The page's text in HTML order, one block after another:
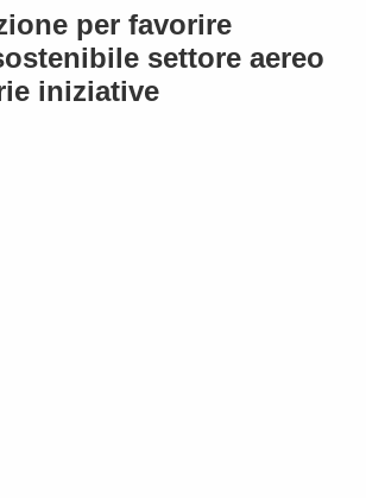
per favorire
settore aereo
iniziative